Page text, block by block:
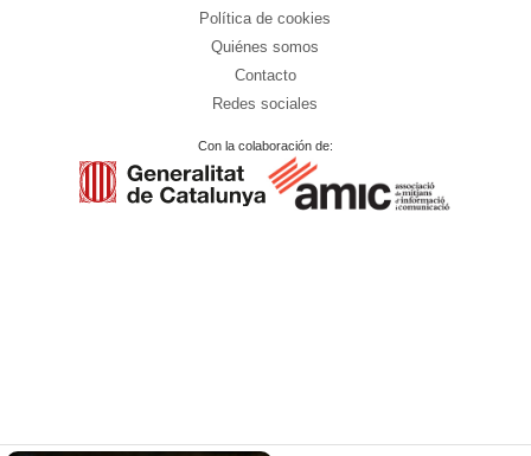
Política de cookies
Quiénes somos
Contacto
Redes sociales
Con la colaboración de: